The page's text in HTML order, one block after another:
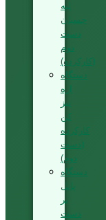
لبه
چسبان
دست
دوم
(کارکرده)
دستگاه
اره
تیز
کن
کارکرده
(دست
دوم)
دستگاه
پانل
بر
دست